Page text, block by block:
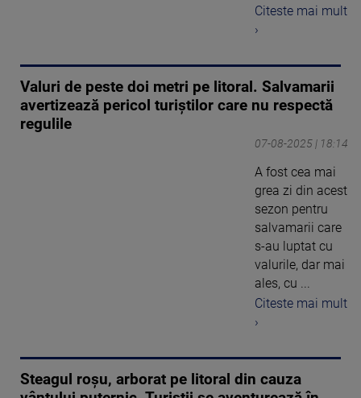
Citeste mai mult
›
Valuri de peste doi metri pe litoral. Salvamarii
avertizează pericol turiștilor care nu respectă
regulile
07-08-2025 | 18:14
A fost cea mai
grea zi din acest
sezon pentru
salvamarii care
s-au luptat cu
valurile, dar mai
ales, cu ...
Citeste mai mult
›
Steagul roșu, arborat pe litoral din cauza